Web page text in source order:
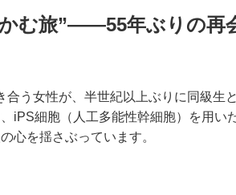
む旅”——55年ぶりの再
う女性が、半世紀以上ぶりに同級生
iPS細胞（人工多能性幹細胞）を用い
心を揺さぶっています。